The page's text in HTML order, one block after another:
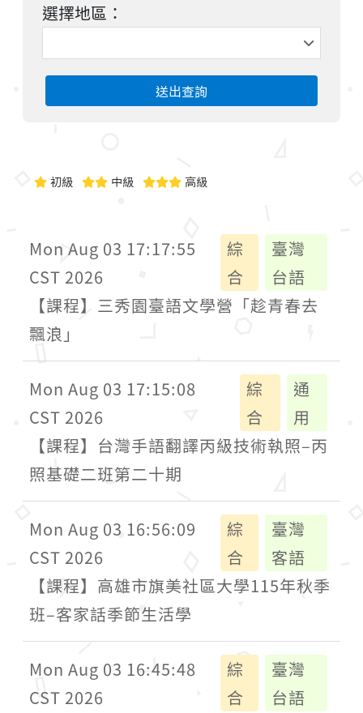
選擇地區：
送出查詢
初級 中級 高級
Mon Aug 03 17:17:55
CST 2026
綜
合
臺灣
台語
【課程】三秀園臺語文學營「趁青春去
飄浪」
Mon Aug 03 17:15:08
CST 2026
綜
合
通
用
【課程】台灣手語翻譯丙級技術執照–丙
照基礎二班第二十期
Mon Aug 03 16:56:09
CST 2026
綜
合
臺灣
客語
【課程】高雄市旗美社區大學115年秋季
班–客家話季節生活學
Mon Aug 03 16:45:48
CST 2026
綜
合
臺灣
台語